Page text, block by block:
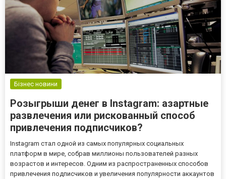
Бізнес новини
Розыгрыши денег в Instagram: азартные
развлечения или рискованный способ
привлечения подписчиков?
Instagram стал одной из самых популярных социальных
платформ в мире, собрав миллионы пользователей разных
возрастов и интересов. Одним из распространенных способов
привлечения подписчиков и увеличения популярности аккаунтов